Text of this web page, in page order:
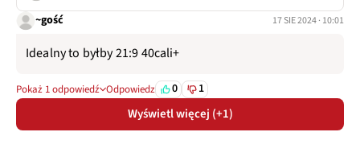
~gość 17 SIE 2024 · 10:01
Idealny to byłby 21:9 40cali+
Pokaż 1 odpowiedź Odpowiedz 0 1
Wyświetl więcej (+1)